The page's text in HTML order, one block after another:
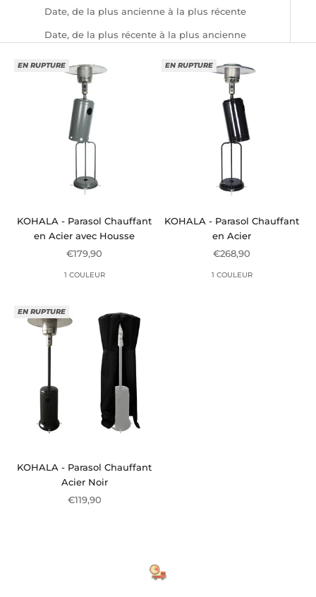
Date, de la plus ancienne à la plus récente
Date, de la plus récente à la plus ancienne
EN RUPTURE
KOHALA - Parasol Chauffant
en Acier avec Housse
Prix de vente
€179,90
1 COULEUR
EN RUPTURE
KOHALA - Parasol Chauffant
en Acier
Prix de vente
€268,90
1 COULEUR
EN RUPTURE
KOHALA - Parasol Chauffant
Acier Noir
Prix de vente
€119,90